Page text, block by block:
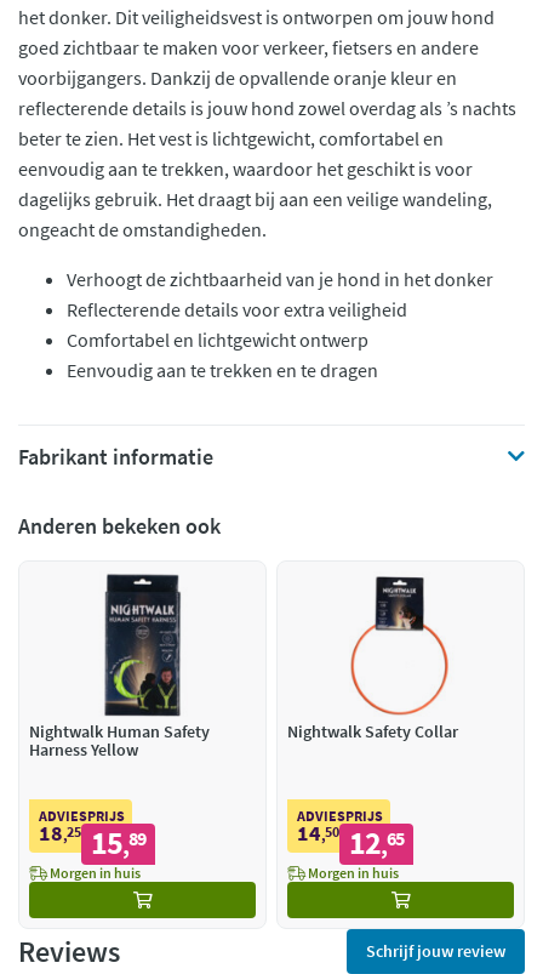
het donker. Dit veiligheidsvest is ontworpen om jouw hond
goed zichtbaar te maken voor verkeer, fietsers en andere
voorbijgangers. Dankzij de opvallende oranje kleur en
reflecterende details is jouw hond zowel overdag als ’s nachts
beter te zien. Het vest is lichtgewicht, comfortabel en
eenvoudig aan te trekken, waardoor het geschikt is voor
dagelijks gebruik. Het draagt bij aan een veilige wandeling,
ongeacht de omstandigheden.
Verhoogt de zichtbaarheid van je hond in het donker
Reflecterende details voor extra veiligheid
Comfortabel en lichtgewicht ontwerp
Eenvoudig aan te trekken en te dragen
Fabrikant informatie
Anderen bekeken ook
Nightwalk Human Safety
Harness Yellow
ADVIESPRIJS
18,25 15,89
Morgen in huis
Nightwalk Safety Collar
ADVIESPRIJS
14,50 12,65
Morgen in huis
Reviews Schrijf jouw review